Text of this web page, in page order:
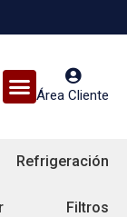
Área Cliente
Refrigeración
Filtros